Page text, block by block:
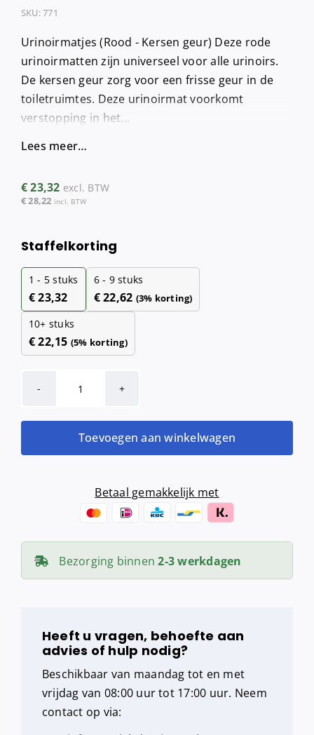
SKU:771
Urinoirmatjes (Rood - Kersen geur) Deze rode
urinoirmatten zijn universeel voor alle urinoirs.
De kersen geur zorg voor een frisse geur in de
toiletruimtes. Deze urinoirmat voorkomt
verstopping in het...
Lees meer…
€23,32 excl. BTW
€28,22 incl. BTW
Staffelkorting
1 - 5 stuks
€23,32
6 - 9 stuks
€22,62 (3% korting)
10+ stuks
€22,15 (5% korting)
Urinoirmatjes
-
Kersen
aantal
Toevoegen aan winkelwagen
Betaal gemakkelijk met
Bezorging binnen2-3 werkdagen
Heeft u vragen, behoefte aan
advies of hulp nodig?
Beschikbaar van maandag tot en met
vrijdag van 08:00 uur tot 17:00 uur. Neem
contact op via: